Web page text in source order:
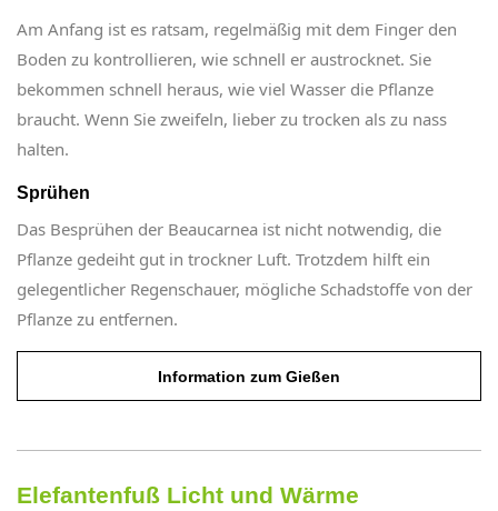
Am Anfang ist es ratsam, regelmäßig mit dem Finger den
Boden zu kontrollieren, wie schnell er austrocknet. Sie
bekommen schnell heraus, wie viel Wasser die Pflanze
braucht. Wenn Sie zweifeln, lieber zu trocken als zu nass
halten.
Sprühen
Das Besprühen der Beaucarnea ist nicht notwendig, die
Pflanze gedeiht gut in trockner Luft. Trotzdem hilft ein
gelegentlicher Regenschauer, mögliche Schadstoffe von der
Pflanze zu entfernen.
Information zum Gießen
Elefantenfuß Licht und Wärme